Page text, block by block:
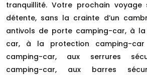
tranquillité. Votre prochain voyage
détente, sans la crainte d’un
antivols de porte camping-car, à
car, à la protection camping-
camping-car, aux serrures
camping-car, aux barres